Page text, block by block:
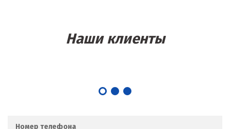
Наши клиенты
Номер телефона